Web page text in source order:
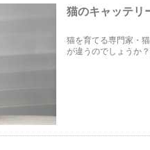
猫のキャッテリ
猫を育てる専門家・
が違うのでしょうか